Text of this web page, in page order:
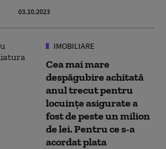
03.10.2023
IMOBILIARE
Cea mai mare
despăgubire achitată
anul trecut pentru
locuinţe asigurate a
fost de peste un milion
de lei. Pentru ce s-a
acordat plata